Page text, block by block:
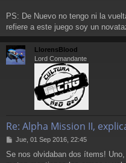
PS: De Nuevo no tengo ni la
refiere a este juego soy un
LlorensBlood
Lord Comandante
Re: Alpha Mission II,
M
n
Jue, 01 Sep 2016, 22:45
Se nos olvidaban dos ítems!